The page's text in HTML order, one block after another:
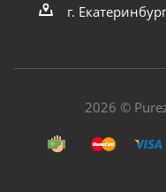
г. Екатеринбург
2026 ©